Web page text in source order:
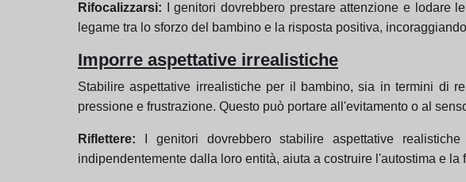
Rifocalizzarsi:
I genitori dovrebbero prestare attenzione e lodare
legame tra lo sforzo del bambino e la risposta positiva,
Imporre aspettative irrealistiche
Stabilire aspettative irrealistiche per il bambino, sia in termini di
pressione e frustrazione. Questo può portare all'evitamento o al
Riflettere:
I genitori dovrebbero stabilire aspettative
indipendentemente dalla loro entità, aiuta a costruire l'autostima e la